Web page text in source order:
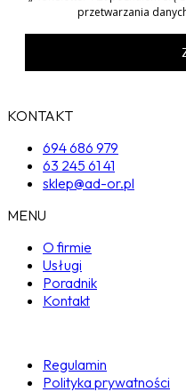
przetwarzania
KONTAKT
694 686 979
63 245 61 41
sklep@ad-or.pl
MENU
O firmie
Usługi
Poradnik
Kontakt
Regulamin
Polityka prywatności